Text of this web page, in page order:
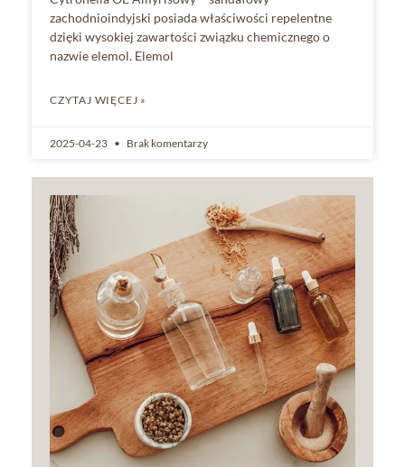
zachodnioindyjski posiada właściwości repelentne
dzięki wysokiej zawartości związku chemicznego o
nazwie elemol. Elemol
CZYTAJ WIĘCEJ »
2025-04-23 Brak komentarzy